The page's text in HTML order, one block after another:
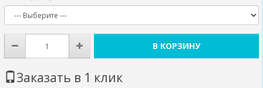
В КОРЗИНУ
Заказать в 1 клик